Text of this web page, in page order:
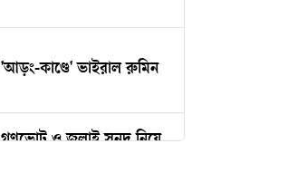
'আড়ং-কাণ্ডে' ভাইরাল রুমিন
গণভোট ও জুলাই সনদ নিয়ে